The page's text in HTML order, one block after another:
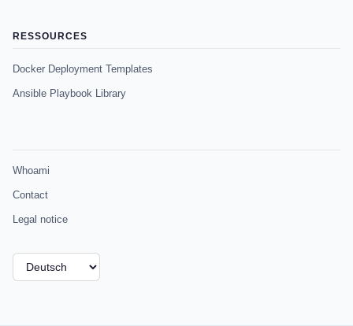
RESSOURCES
Docker Deployment Templates
Ansible Playbook Library
Whoami
Contact
Legal notice
Sprache
auswählen